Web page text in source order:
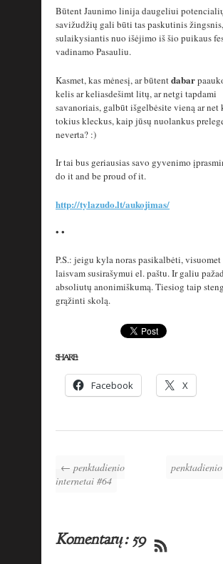
Būtent Jaunimo linija daugeliui
savižudžių gali būti tas paskutinis žingsnis,
sulaikysiantis nuo išėjimo iš šio puikaus
vadinamo Pasauliu.
Kasmet, kas mėnesį, ar būtentdabar
kelis ar keliasdešimt litų, ar netgi tapdami
savanoriais, galbūt išgelbėsite vieną ar net
tokius kleckus, kaip jūsų nuolankus
neverta? :)
Ir tai bus geriausias savo gyvenimo
do it and be proud of it.
http://tylazudo.lt/aukojimas/
• •
P.S.: jeigu kyla noras pasikalbėti,
laisvam susirašymui el. paštu. Ir galiu
absoliutų anonimiškumą. Tiesiog taip
grąžinti skolą.
SHARE:
Facebook X
← penktadienio
internetai #64
Komentarų: 59